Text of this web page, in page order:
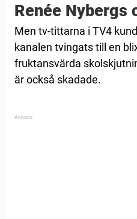
Renée Nybergs
Men tv-tittarna i TV4
kanalen tvingats till en
fruktansvärda
är också skadade.